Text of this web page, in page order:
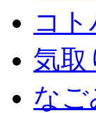
コト
気取
な